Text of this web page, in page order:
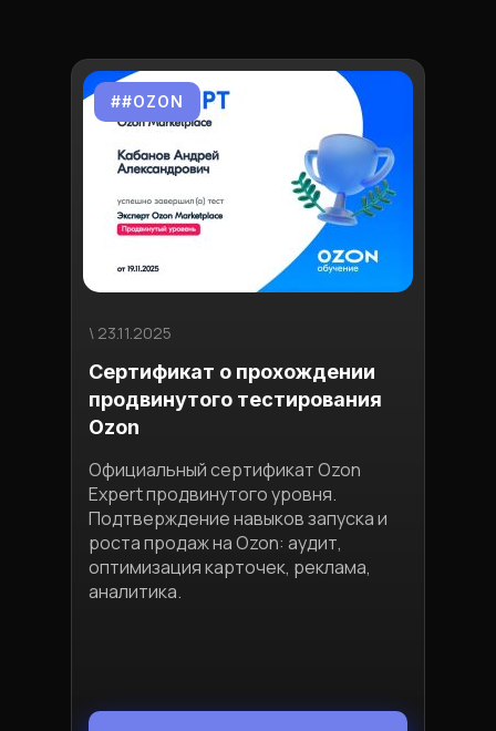
##OZON
\ 23.11.2025
Сертификат о прохождении
продвинутого тестирования
Ozon
Официальный сертификат Ozon
Expert продвинутого уровня.
Подтверждение навыков запуска и
роста продаж на Ozon: аудит,
оптимизация карточек, реклама,
аналитика.